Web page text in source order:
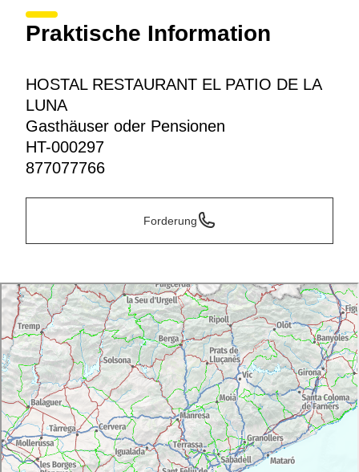
Praktische Information
HOSTAL RESTAURANT EL PATIO DE LA
LUNA
Gasthäuser oder Pensionen
HT-000297
877077766
Forderung